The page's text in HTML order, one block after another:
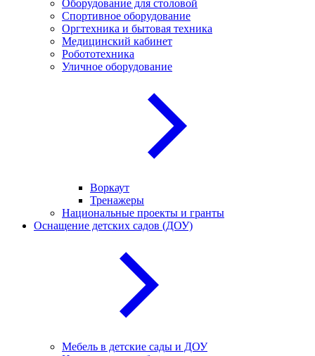
Оборудование для столовой
Спортивное оборудование
Оргтехника и бытовая техника
Медицинский кабинет
Робототехника
Уличное оборудование
Воркаут
Тренажеры
Национальные проекты и гранты
Оснащение детских садов (ДОУ)
Мебель в детские сады и ДОУ